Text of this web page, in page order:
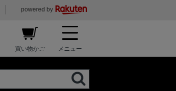
powered by
買い物かご メニュー